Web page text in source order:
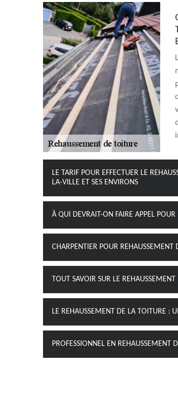
LE TARIF POUR EFFECTUER LE
LA-VILLE ET SES ENVIRONS
À QUI DEVRAIT-ON FAIRE APPEL
CHARPENTIER POUR REHAUSSEMENT
TOUT SAVOIR SUR LE
LE REHAUSSEMENT DE LA TOITURE :
PROFESSIONNEL EN REHAUSSEMENT